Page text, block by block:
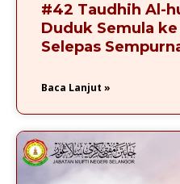
#42 Taudhih Al-
Duduk Semula
Selepas
Baca Lanjut »